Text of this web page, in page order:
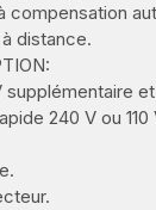
compensation
distance.
supplémentaire
240 V ou 110